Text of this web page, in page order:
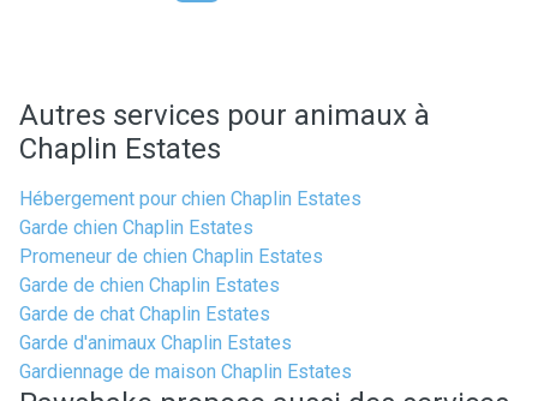
Autres services pour animaux à
Chaplin Estates
Hébergement pour chien Chaplin Estates
Garde chien Chaplin Estates
Promeneur de chien Chaplin Estates
Garde de chien Chaplin Estates
Garde de chat Chaplin Estates
Garde d'animaux Chaplin Estates
Gardiennage de maison Chaplin Estates